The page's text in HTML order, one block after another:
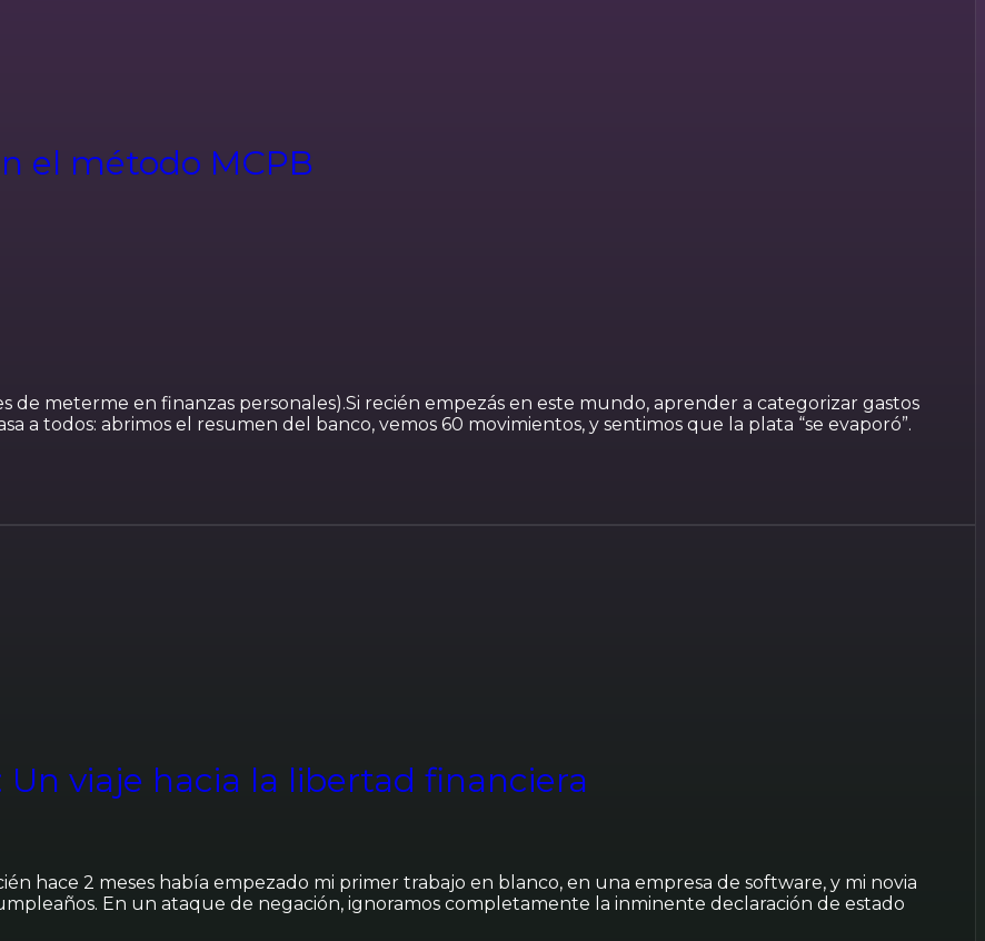
el método MCPB
meterme en finanzas personales).Si recién empezás en este mundo, aprender a categorizar gastos
a todos: abrimos el resumen del banco, vemos 60 movimientos, y sentimos que la plata “se evaporó”.
Un viaje hacia la libertad financiera
hace 2 meses había empezado mi primer trabajo en blanco, en una empresa de software, y mi novia
En un ataque de negación, ignoramos completamente la inminente declaración de estado